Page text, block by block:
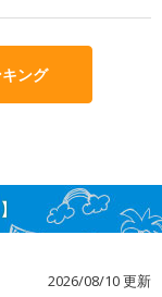
ング
2026/08/10 更新